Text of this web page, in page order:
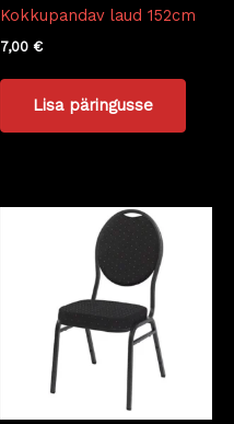
Kokkupandav laud 152cm
7,00 €
Lisa päringusse